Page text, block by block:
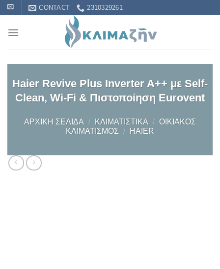
Skip
to
content
CONTACT 2310329261
Haier Revive Plus Inverter A++ με Self-
Clean, Wi-Fi & Πιστοποίηση Eurovent
ΑΡΧΙΚΉ ΣΕΛΊΔΑ / KΛΙΜΑΤΙΣΤΙΚΆ / OΙΚΙΑΚΌΣ
ΚΛΙΜΑΤΙΣΜΌΣ / HAIER